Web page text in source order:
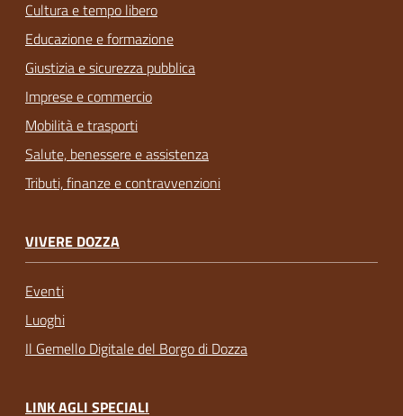
Cultura e tempo libero
Educazione e formazione
Giustizia e sicurezza pubblica
Imprese e commercio
Mobilità e trasporti
Salute, benessere e assistenza
Tributi, finanze e contravvenzioni
VIVERE DOZZA
Eventi
Luoghi
Il Gemello Digitale del Borgo di Dozza
LINK AGLI SPECIALI